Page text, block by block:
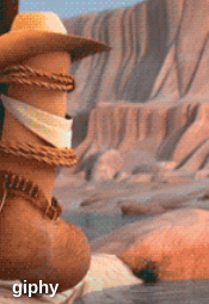
giphy